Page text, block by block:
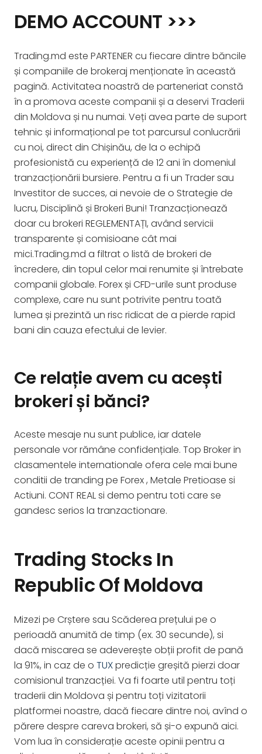
DEMO ACCOUNT >>>
Trading.md este PARTENER cu fiecare dintre băncile
și companiile de brokeraj menționate în această
pagină. Activitatea noastră de parteneriat constă
în a promova aceste companii și a deservi Traderii
din Moldova și nu numai. Veți avea parte de suport
tehnic și informațional pe tot parcursul conlucrării
cu noi, direct din Chișinău, de la o echipă
profesionistă cu experiență de 12 ani în domeniul
tranzacționării bursiere. Pentru a fi un Trader sau
Investitor de succes, ai nevoie de o Strategie de
lucru, Disciplină și Brokeri Buni! Tranzacționează
doar cu brokeri REGLEMENTAȚI, având servicii
transparente și comisioane cât mai
mici.Trading.md a filtrat o listă de brokeri de
încredere, din topul celor mai renumite și întrebate
companii globale. Forex și CFD-urile sunt produse
complexe, care nu sunt potrivite pentru toată
lumea și prezintă un risc ridicat de a pierde rapid
bani din cauza efectului de levier.
Ce relație avem cu acești
brokeri și bănci?
Aceste mesaje nu sunt publice, iar datele
personale vor rămâne confidențiale. Top Broker in
clasamentele internationale ofera cele mai bune
conditii de tranding pe Forex , Metale Pretioase si
Actiuni. CONT REAL si demo pentru toti care se
gandesc serios la tranzactionare.
Trading Stocks In
Republic Of Moldova
Mizezi pe Crștere sau Scăderea prețului pe o
perioadă anumită de timp (ex. 30 secunde), si
dacă miscarea se adeverește obții profit de pană
la 91%, in caz de o TUXpredicție greșită pierzi doar
comisionul tranzacției. Va fi foarte util pentru toți
traderii din Moldova și pentru toți vizitatorii
platformei noastre, dacă fiecare dintre noi, avînd o
părere despre careva brokeri, să și-o expună aici.
Vom lua în considerație aceste opinii pentru a